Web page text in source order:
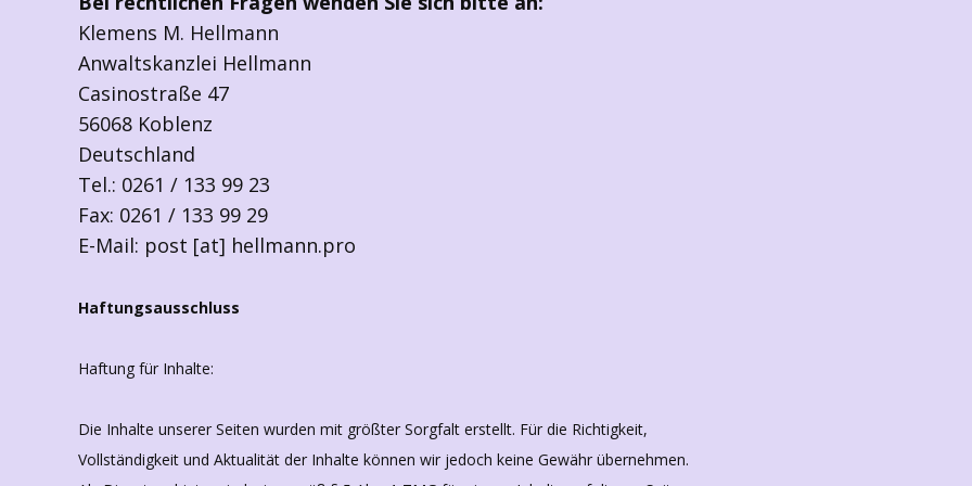
Klemens M. Hellmann
Anwaltskanzlei Hellmann
Casinostraße 47
56068 Koblenz
Deutschland
Tel.: 0261 / 133 99 23
Fax: 0261 / 133 99 29
E-Mail: post [at] hellmann.pro
Haftungsausschluss
Haftung für Inhalte:
Die Inhalte unserer Seiten wurden mit größter Sorgfalt erstellt. Für die Richtigkeit,
Vollständigkeit und Aktualität der Inhalte können wir jedoch keine Gewähr übernehmen.